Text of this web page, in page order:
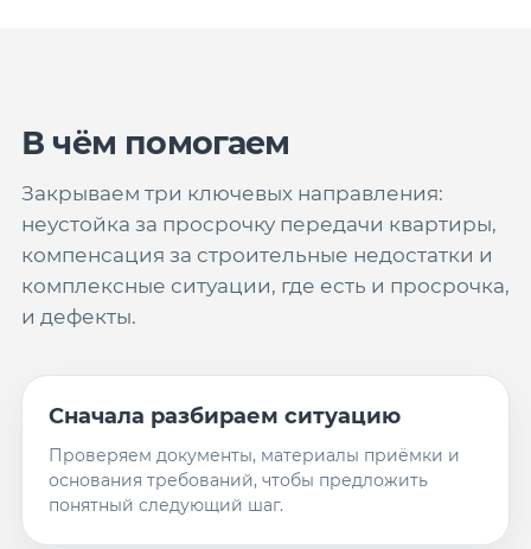
В чём помогаем
Закрываем три ключевых направления:
неустойка за просрочку передачи квартиры,
компенсация за строительные недостатки и
комплексные ситуации, где есть и просрочка,
и дефекты.
Сначала разбираем ситуацию
Проверяем документы, материалы приёмки и
основания требований, чтобы предложить
понятный следующий шаг.